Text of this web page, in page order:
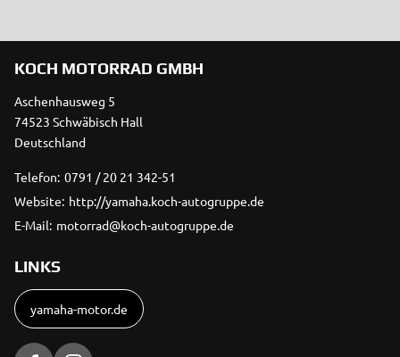
KOCH MOTORRAD GMBH
Aschenhausweg 5
74523 Schwäbisch Hall
Deutschland
Telefon: 0791 / 20 21 342-51
Website: http://yamaha.koch-autogruppe.de
E-Mail: motorrad@koch-autogruppe.de
LINKS
yamaha-motor.de